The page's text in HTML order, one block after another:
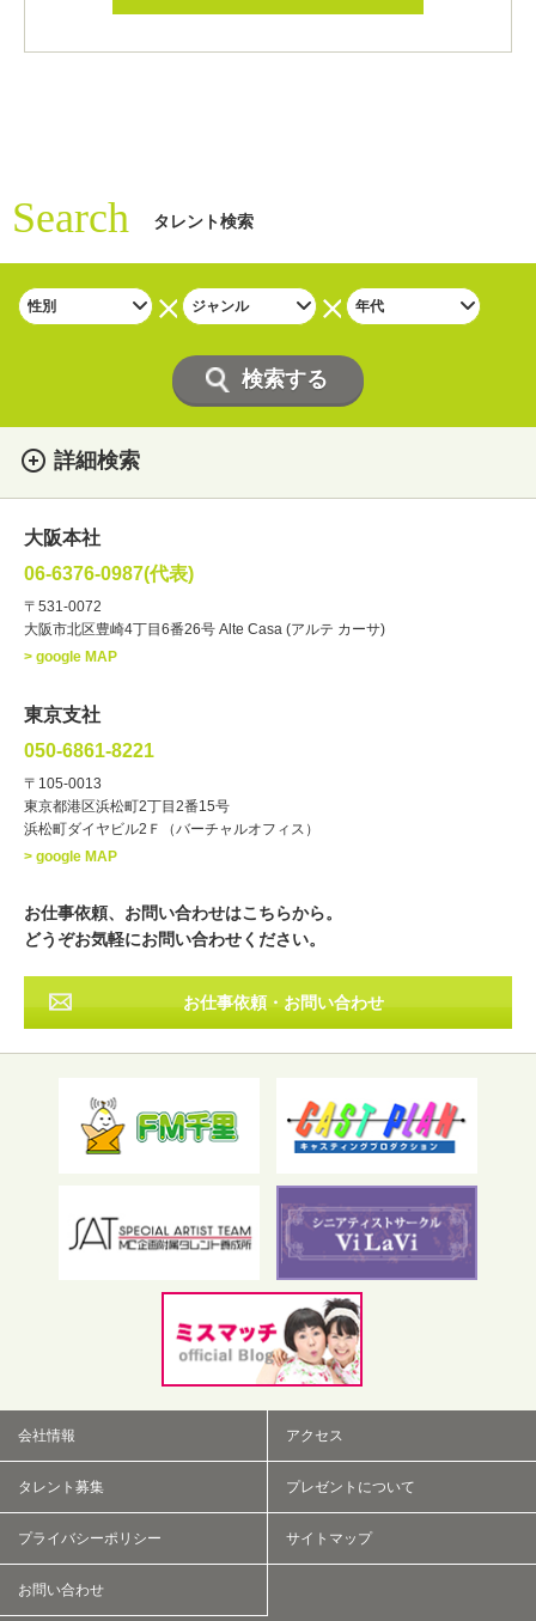
Search タレント検索
詳細検索
・性別
・ジャンル
ナレーター レポーター
・年齢
・出身地 北海道 東北
その他
フリーワード検索
大阪本社
06-6376-0987(代表)
〒531-0072
大阪市北区豊崎4丁目6番26号 Alte Casa (アルテ カーサ)
> google MAP
東京支社
050-6861-8221
〒105-0013
東京都港区浜松町2丁目2番15号
浜松町ダイヤビル2Ｆ（バーチャルオフィス）
> google MAP
お仕事依頼、お問い合わせはこちらから。
どうぞお気軽にお問い合わせください。
お仕事依頼・お問い合わせ
会社情報 アクセス
タレント募集 プレゼントについて
プライバシーポリシー サイトマップ
お問い合わせ